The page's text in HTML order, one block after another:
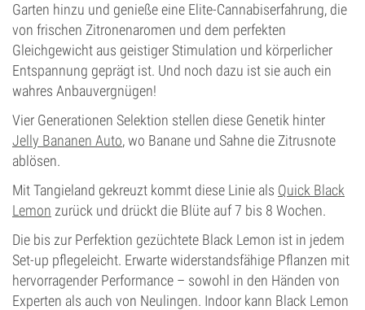
Garten hinzu und genieße eine Elite-Cannabiserfahrung, die
von frischen Zitronenaromen und dem perfekten
Gleichgewicht aus geistiger Stimulation und körperlicher
Entspannung geprägt ist. Und noch dazu ist sie auch ein
wahres Anbauvergnügen!
Vier Generationen Selektion stellen diese Genetik hinter
Jelly Bananen Auto, wo Banane und Sahne die Zitrusnote
ablösen.
Mit Tangieland gekreuzt kommt diese Linie als Quick Black
Lemon zurück und drückt die Blüte auf 7 bis 8 Wochen.
Die bis zur Perfektion gezüchtete Black Lemon ist in jedem
Set-up pflegeleicht. Erwarte widerstandsfähige Pflanzen mit
hervorragender Performance – sowohl in den Händen von
Experten als auch von Neulingen. Indoor kann Black Lemon